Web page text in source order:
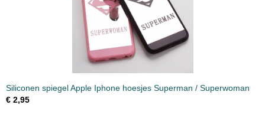
Siliconen spiegel Apple Iphone hoesjes Superman / Superwoman
€ 2,95